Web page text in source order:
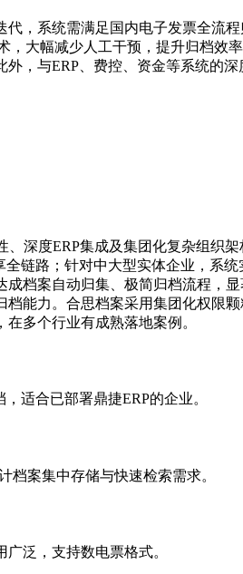
，系统需满足国内电子发票全流
大幅减少人工干预，提升归档效
，与ERP、费控、资金等系统的
深度ERP集成及集团化复杂组织
链路；针对中大型实体企业，系
档案自动归集、极简归档流程，
能力。合思档案采用集团化权限
多个行业有成熟落地案例。
适合已部署鼎捷ERP的企业。
案集中存储与快速检索需求。
泛，支持数电票格式。